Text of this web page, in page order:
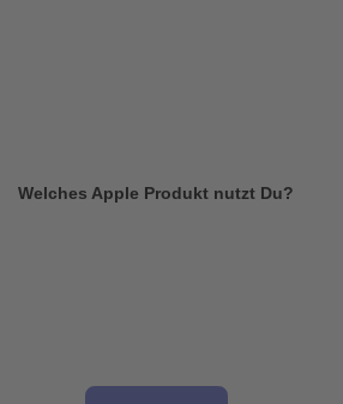
Welches Apple Produkt nutzt Du?